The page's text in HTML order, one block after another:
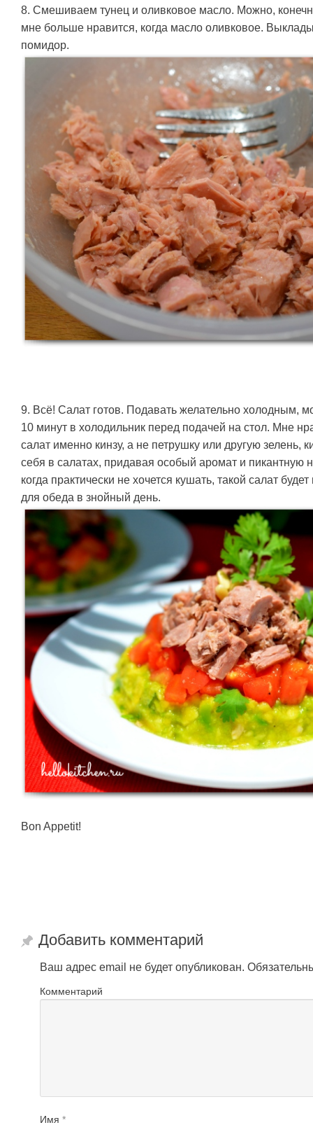
8. Смешиваем тунец и оливковое масло. Можно,
мне больше нравится, когда масло оливковое.
помидор.
9. Всё! Салат готов. Подавать желательно холодным,
10 минут в холодильник перед подачей на стол. Мне
салат именно кинзу, а не петрушку или другую зелень,
себя в салатах, придавая особый аромат и пикантную
когда практически не хочется кушать, такой салат
для обеда в знойный день.
Bon Appetit!
Добавить комментарий
Ваш адрес email не будет опубликован.
Комментарий
Имя *